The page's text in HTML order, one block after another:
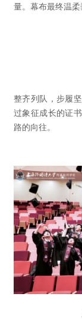
量。幕布最终温柔
整齐列队，步履
过象征成长的证
路的向往。